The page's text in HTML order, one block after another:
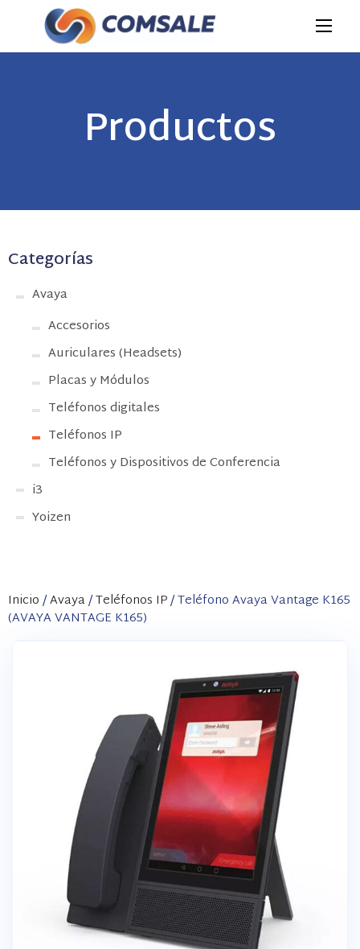
Productos
Categorías
Avaya
Accesorios
Auriculares (Headsets)
Placas y Módulos
Teléfonos digitales
Teléfonos IP
Teléfonos y Dispositivos de Conferencia
i3
Yoizen
Inicio/Avaya/Teléfonos IP/ Teléfono Avaya Vantage K165
(AVAYA VANTAGE K165)